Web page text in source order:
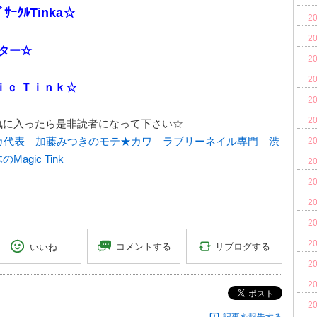
ｻｰｸﾙTinka☆
ー☆
ｃ Ｔｉｎｋ☆
に入ったら是非読者になって下さい☆
いいね コメントする リブログする
ポスト